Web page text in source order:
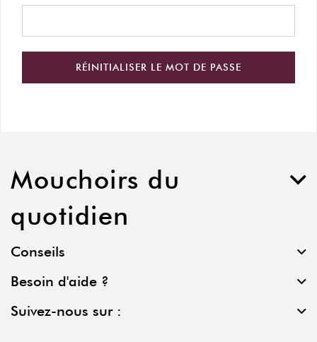
RÉINITIALISER LE MOT DE PASSE
Mouchoirs du
quotidien
Conseils
Besoin d'aide ?
Suivez-nous sur :